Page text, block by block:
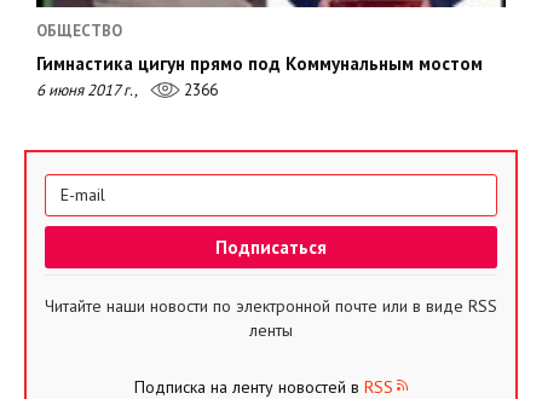
ОБЩЕСТВО
Гимнастика цигун прямо под Коммунальным мостом
6 июня 2017 г., 2366
Читайте наши новости по электронной почте или в виде RSS
ленты
Подписка на ленту новостей в RSS